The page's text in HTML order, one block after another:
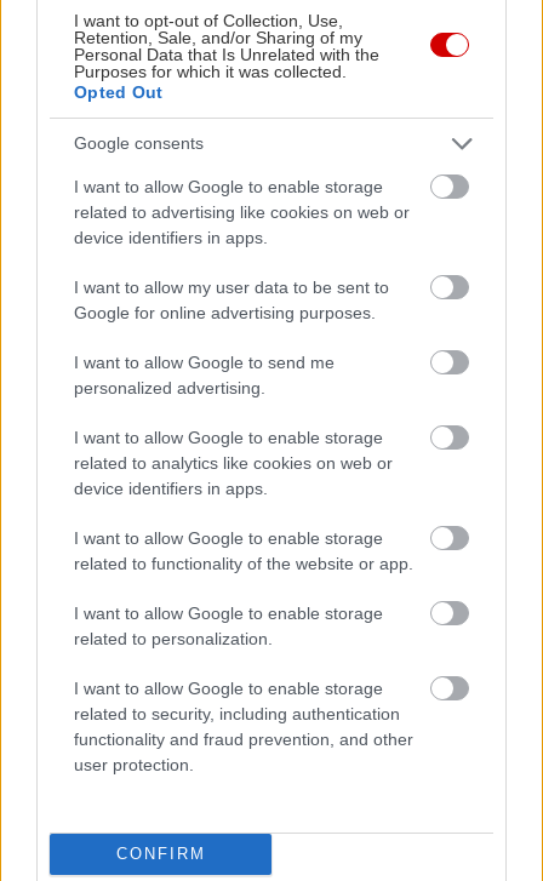
I want to opt-out of Collection, Use,
Retention, Sale, and/or Sharing of my
Personal Data that Is Unrelated with the
Purposes for which it was collected.
Opted Out
Google consents
I want to allow Google to enable storage
related to advertising like cookies on web or
device identifiers in apps.
I want to allow my user data to be sent to
Google for online advertising purposes.
I want to allow Google to send me
personalized advertising.
I want to allow Google to enable storage
related to analytics like cookies on web or
device identifiers in apps.
I want to allow Google to enable storage
related to functionality of the website or app.
I want to allow Google to enable storage
related to personalization.
I want to allow Google to enable storage
related to security, including authentication
functionality and fraud prevention, and other
user protection.
CONFIRM